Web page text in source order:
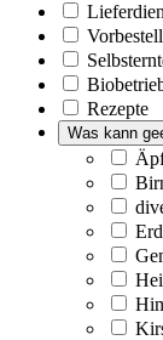
Rezepte
Was kann